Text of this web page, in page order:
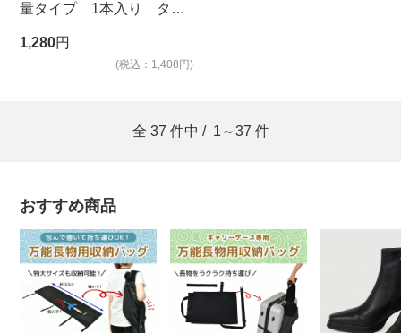
量タイプ 1本入り ター
コイズ NHM-25
1,280円
(税込：1,408円)
全 37 件中 / 1～37 件
おすすめ商品